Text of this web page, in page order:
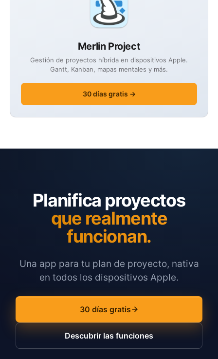
Merlin Project
Gestión de proyectos híbrida en dispositivos Apple.
Gantt, Kanban, mapas mentales y más.
30 días gratis →
Planifica proyectos
que realmente
funcionan.
Una app para tu plan de proyecto, nativa
en todos los dispositivos Apple.
30 días gratis
Descubrir las funciones